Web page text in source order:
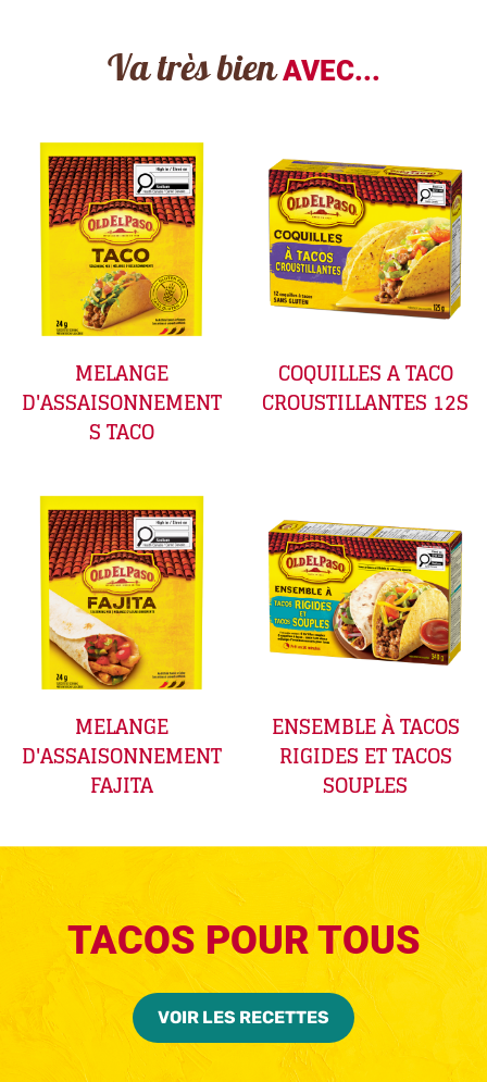
Va très bien AVEC...
MELANGE
D'ASSAISONNEMENT
S TACO
COQUILLES A TACO
CROUSTILLANTES 12S
MELANGE
D'ASSAISONNEMENT
FAJITA
ENSEMBLE À TACOS
RIGIDES ET TACOS
SOUPLES
TACOS POUR TOUS
VOIR LES RECETTES